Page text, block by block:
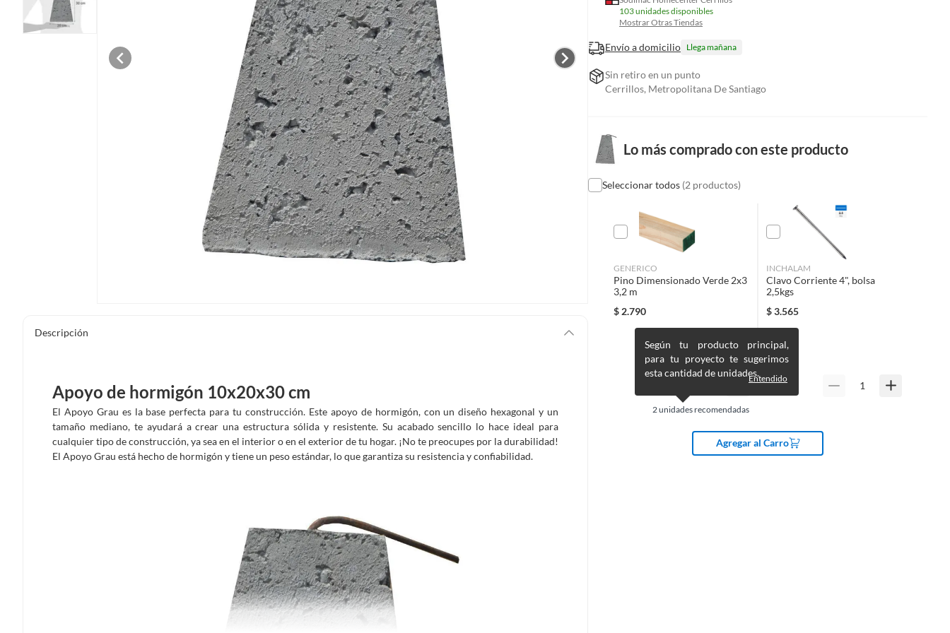
Descripción
Apoyo de hormigón 10x20x30 cm
El Apoyo Grau es la base perfecta para tu construcción. Este apoyo de hormigón, con un diseño hexagonal y un
tamaño mediano, te ayudará a crear una estructura sólida y resistente. Su acabado sencillo lo hace ideal para
cualquier tipo de construcción, ya sea en el interior o en el exterior de tu hogar. ¡No te preocupes por la durabilidad!
El Apoyo Grau está hecho de hormigón y tiene un peso estándar, lo que garantiza su resistencia y confiabilidad.
103 unidades disponibles
Mostrar Otras Tiendas
Envío a domicilio Llega mañana
Sin retiro en un punto
Cerrillos, Metropolitana De Santiago
Lo más comprado con este producto
Seleccionar todos (2 productos)
GENERICO
Pino Dimensionado Verde 2x3
3,2 m
$ 2.790
2unidades recomendadas
Según tu producto principal,
para tu proyecto te sugerimos
esta cantidad de unidades.Entendido
INCHALAM
Clavo Corriente 4", bolsa
2,5kgs
$3.565
Agregar al Carro